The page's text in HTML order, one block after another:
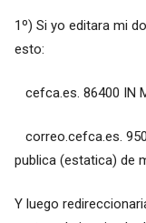
1º) Si yo editara mi
esto:
cefca.es. 86400 IN
correo.cefca.es.
publica (estatica) de
Y luego